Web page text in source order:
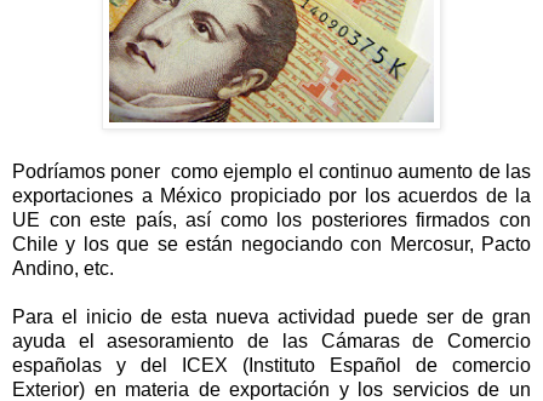
Podríamos poner como ejemplo el continuo aumento de las
exportaciones a México propiciado por los acuerdos de la
UE con este país, así como los posteriores firmados con
Chile y los que se están negociando con Mercosur, Pacto
Andino, etc.
Para el inicio de esta nueva actividad puede ser de gran
ayuda el asesoramiento de las Cámaras de Comercio
españolas y del ICEX (Instituto Español de comercio
Exterior) en materia de exportación y los servicios de un